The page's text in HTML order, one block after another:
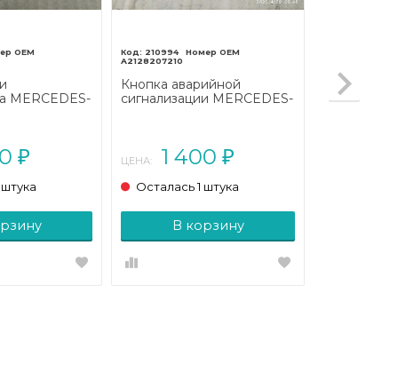
MERCEDES-
₽
210994
A2128207210
Кнопка аварийной
сигнализации MERCEDES-
ЦЕНА: 1 400 ₽
Осталась 1 штука
В корзину